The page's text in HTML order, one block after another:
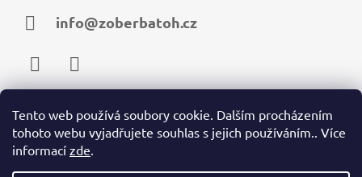
Tento web používá soubory cookie. Dalším procházením
tohoto webu vyjadřujete souhlas s jejich používáním.. Více
informací zde.
info@zoberbatoh.cz
FacebookInstagram
PŘIJÍMÁME ONLINE PLATBY